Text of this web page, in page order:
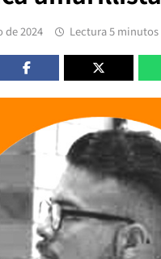
de 2024 Lectura 5 minutos